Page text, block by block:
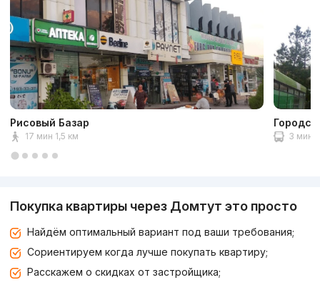
Рисовый Базар
17 мин 1,5 км 3 мин
Покупка квартиры через Домтут это просто
Найдём оптимальный вариант под ваши требования;
Сориентируем когда лучше покупать квартиру;
Расскажем о скидках от застройщика;